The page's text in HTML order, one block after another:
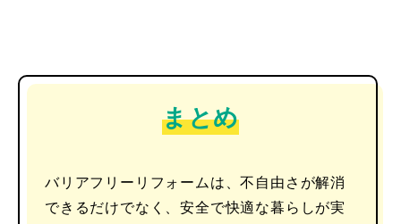
まとめ
バリアフリーリフォームは、不自由さが解消
できるだけでなく、安全で快適な暮らしが実